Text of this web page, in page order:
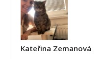
Kateřina Zemanová